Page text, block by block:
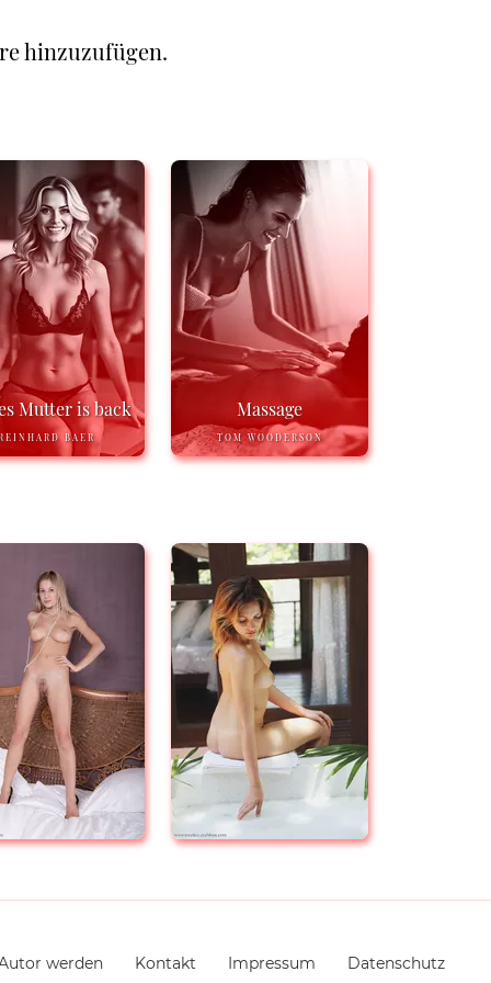
hinzuzufügen.
Mutter is back
BAER
Massage
TOM WOODERSON
werden Kontakt Impressum Datenschutz